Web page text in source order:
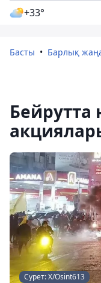
+33°
Басты Барлық
Сурет: Х/Osint613